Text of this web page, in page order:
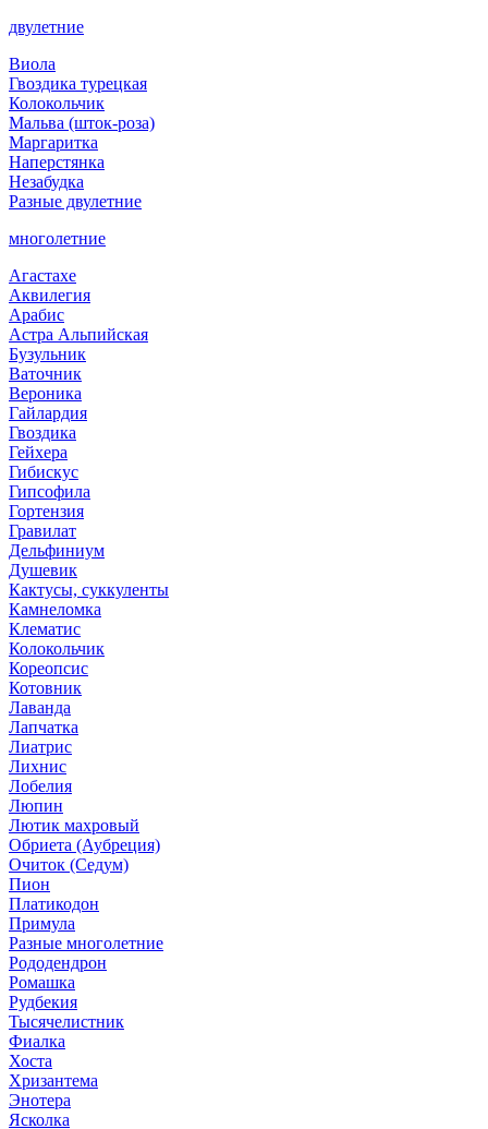
двулетние
Виола
Гвоздика турецкая
Колокольчик
Мальва (шток-роза)
Маргаритка
Наперстянка
Незабудка
Разные двулетние
многолетние
Агастахе
Аквилегия
Арабис
Астра Альпийская
Бузульник
Ваточник
Вероника
Гайлардия
Гвоздика
Гейхера
Гибискус
Гипсофила
Гортензия
Гравилат
Дельфиниум
Душевик
Кактусы, суккуленты
Камнеломка
Клематис
Колокольчик
Кореопсис
Котовник
Лаванда
Лапчатка
Лиатрис
Лихнис
Лобелия
Люпин
Лютик махровый
Обриета (Аубреция)
Очиток (Седум)
Пион
Платикодон
Примула
Разные многолетние
Рододендрон
Ромашка
Рудбекия
Тысячелистник
Фиалка
Хоста
Хризантема
Энотера
Ясколка